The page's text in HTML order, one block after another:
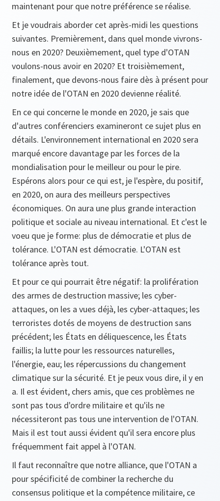
maintenant pour que notre préférence se réalise.
Et je voudrais aborder cet après-midi les questions
suivantes. Premièrement, dans quel monde vivrons-
nous en 2020? Deuxièmement, quel type d'OTAN
voulons-nous avoir en 2020? Et troisièmement,
finalement, que devons-nous faire dès à présent pour
notre idée de l'OTAN en 2020 devienne réalité.
En ce qui concerne le monde en 2020, je sais que
d'autres conférenciers examineront ce sujet plus en
détails. L'environnement international en 2020 sera
marqué encore davantage par les forces de la
mondialisation pour le meilleur ou pour le pire.
Espérons alors pour ce qui est, je l'espère, du positif,
en 2020, on aura des meilleurs perspectives
économiques. On aura une plus grande interaction
politique et sociale au niveau international. Et c'est le
voeu que je forme: plus de démocratie et plus de
tolérance. L'OTAN est démocratie. L'OTAN est
tolérance après tout.
Et pour ce qui pourrait être négatif: la prolifération
des armes de destruction massive; les cyber-
attaques, on les a vues déjà, les cyber-attaques; les
terroristes dotés de moyens de destruction sans
précédent; les États en déliquescence, les États
faillis; la lutte pour les ressources naturelles,
l'énergie, eau; les répercussions du changement
climatique sur la sécurité. Et je peux vous dire, il y en
a. Il est évident, chers amis, que ces problèmes ne
sont pas tous d'ordre militaire et qu'ils ne
nécessiteront pas tous une intervention de l'OTAN.
Mais il est tout aussi évident qu'il sera encore plus
fréquemment fait appel à l'OTAN.
Il faut reconnaître que notre alliance, que l'OTAN a
pour spécificité de combiner la recherche du
consensus politique et la compétence militaire, ce